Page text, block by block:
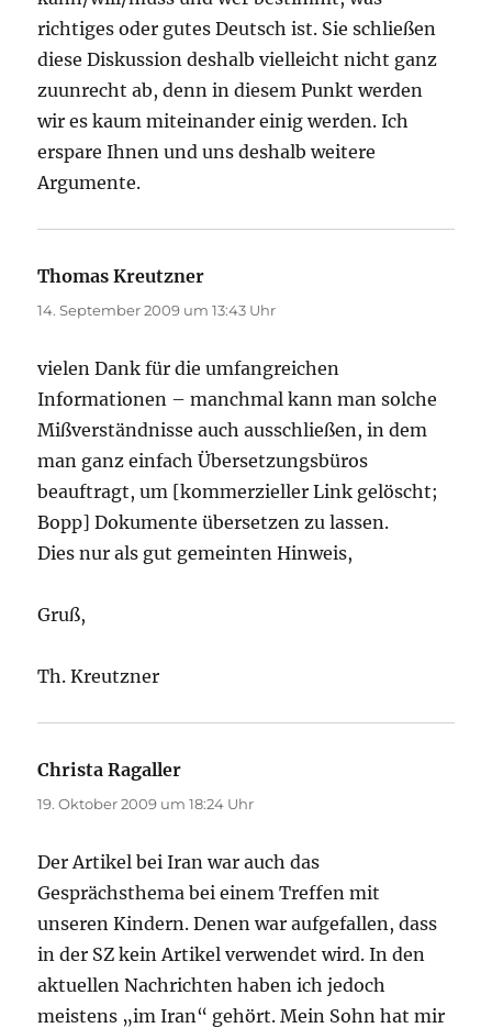
richtiges oder gutes Deutsch ist. Sie schließen
diese Diskussion deshalb vielleicht nicht ganz
zuunrecht ab, denn in diesem Punkt werden
wir es kaum miteinander einig werden. Ich
erspare Ihnen und uns deshalb weitere
Argumente.
Thomas Kreutzner
14. September 2009 um 13:43 Uhr
vielen Dank für die umfangreichen
Informationen – manchmal kann man solche
Mißverständnisse auch ausschließen, in dem
man ganz einfach Übersetzungsbüros
beauftragt, um [kommerzieller Link gelöscht;
Bopp] Dokumente übersetzen zu lassen.
Dies nur als gut gemeinten Hinweis,
Gruß,
Th. Kreutzner
Christa Ragaller
19. Oktober 2009 um 18:24 Uhr
Der Artikel bei Iran war auch das
Gesprächsthema bei einem Treffen mit
unseren Kindern. Denen war aufgefallen, dass
in der SZ kein Artikel verwendet wird. In den
aktuellen Nachrichten haben ich jedoch
meistens „im Iran“ gehört. Mein Sohn hat mir